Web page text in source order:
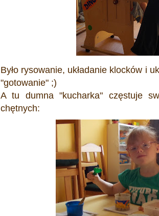
Było rysowanie, układanie klocków i
"gotowanie" ;)
A tu dumna "kucharka" częstuje
chętnych: